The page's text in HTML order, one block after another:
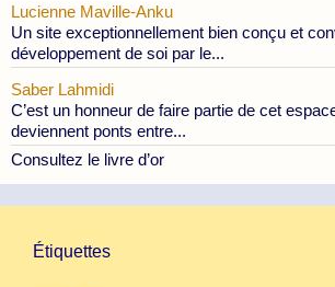
Lucienne Maville-Anku
Un site exceptionnellement bien conçu et
développement de soi par le...
Saber Lahmidi
C’est un honneur de faire partie de cet
deviennent ponts entre...
Consultez le livre d’or
Étiquettes